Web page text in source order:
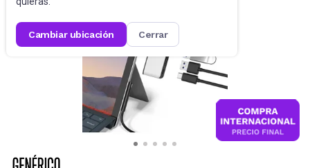
cambiar ubicación cerrar